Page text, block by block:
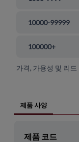
10000-99999
100000+
가격, 가용성 및 리
제품 사양
제품 코드